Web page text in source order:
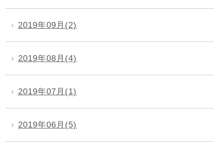
2019年09月(2)
2019年08月(4)
2019年07月(1)
2019年06月(5)